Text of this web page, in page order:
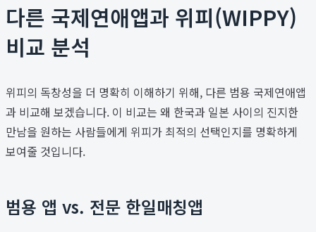
다른 국제연애앱과 위피(WIPPY)
비교 분석
위피의 독창성을 더 명확히 이해하기 위해, 다른 범용 국제연애앱
과 비교해 보겠습니다. 이 비교는 왜 한국과 일본 사이의 진지한
만남을 원하는 사람들에게 위피가 최적의 선택인지를 명확하게
보여줄 것입니다.
범용 앱 vs. 전문 한일매칭앱